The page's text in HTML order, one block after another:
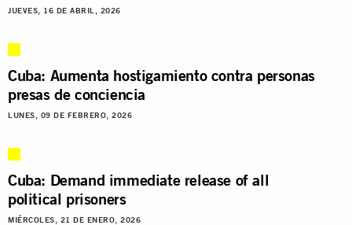
JUEVES, 16 DE ABRIL, 2026
Cuba: Aumenta hostigamiento contra personas
presas de conciencia
LUNES, 09 DE FEBRERO, 2026
Cuba: Demand immediate release of all
political prisoners
MIÉRCOLES, 21 DE ENERO, 2026